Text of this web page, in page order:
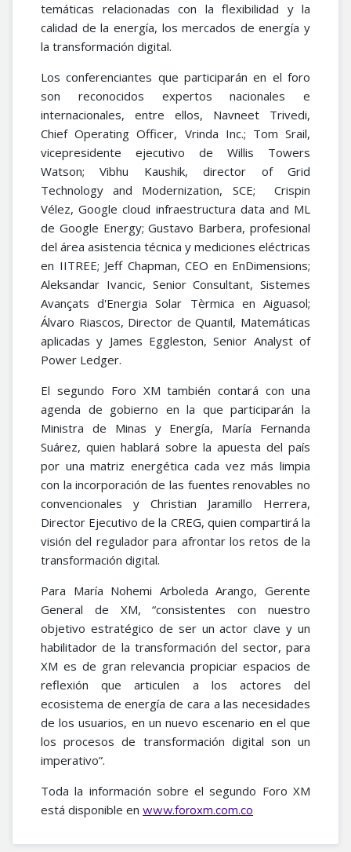
temáticas relacionadas con la flexibilidad y la
calidad de la energía, los mercados de energía y
la transformación digital.
Los conferenciantes que participarán en el foro
son reconocidos expertos nacionales e
internacionales, entre ellos, Navneet Trivedi,
Chief Operating Officer, Vrinda Inc.; Tom Srail,
vicepresidente ejecutivo de Willis Towers
Watson; Vibhu Kaushik, director of Grid
Technology and Modernization, SCE; Crispin
Vélez, Google cloud infraestructura data and ML
de Google Energy; Gustavo Barbera, profesional
del área asistencia técnica y mediciones eléctricas
en IITREE; Jeff Chapman, CEO en EnDimensions;
Aleksandar Ivancic, Senior Consultant, Sistemes
Avançats d'Energia Solar Tèrmica en Aiguasol;
Álvaro Riascos, Director de Quantil, Matemáticas
aplicadas y James Eggleston, Senior Analyst of
Power Ledger.
El segundo Foro XM también contará con una
agenda de gobierno en la que participarán la
Ministra de Minas y Energía, María Fernanda
Suárez, quien hablará sobre la apuesta del país
por una matriz energética cada vez más limpia
con la incorporación de las fuentes renovables no
convencionales y Christian Jaramillo Herrera,
Director Ejecutivo de la CREG, quien compartirá la
visión del regulador para afrontar los retos de la
transformación digital.
Para María Nohemi Arboleda Arango, Gerente
General de XM, “consistentes con nuestro
objetivo estratégico de ser un actor clave y un
habilitador de la transformación del sector, para
XM es de gran relevancia propiciar espacios de
reflexión que articulen a los actores del
ecosistema de energía de cara a las necesidades
de los usuarios, en un nuevo escenario en el que
los procesos de transformación digital son un
imperativo”.
Toda la información sobre el segundo Foro XM
está disponible en www.foroxm.com.co